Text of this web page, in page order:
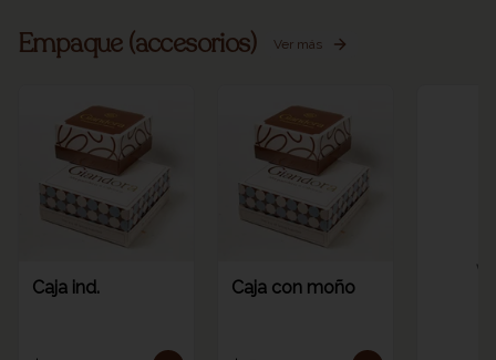
Empaque (accesorios) Ver más
Caja ind. Caja con moño